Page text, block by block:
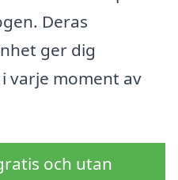
Deras
ger dig
varje moment av
och utan